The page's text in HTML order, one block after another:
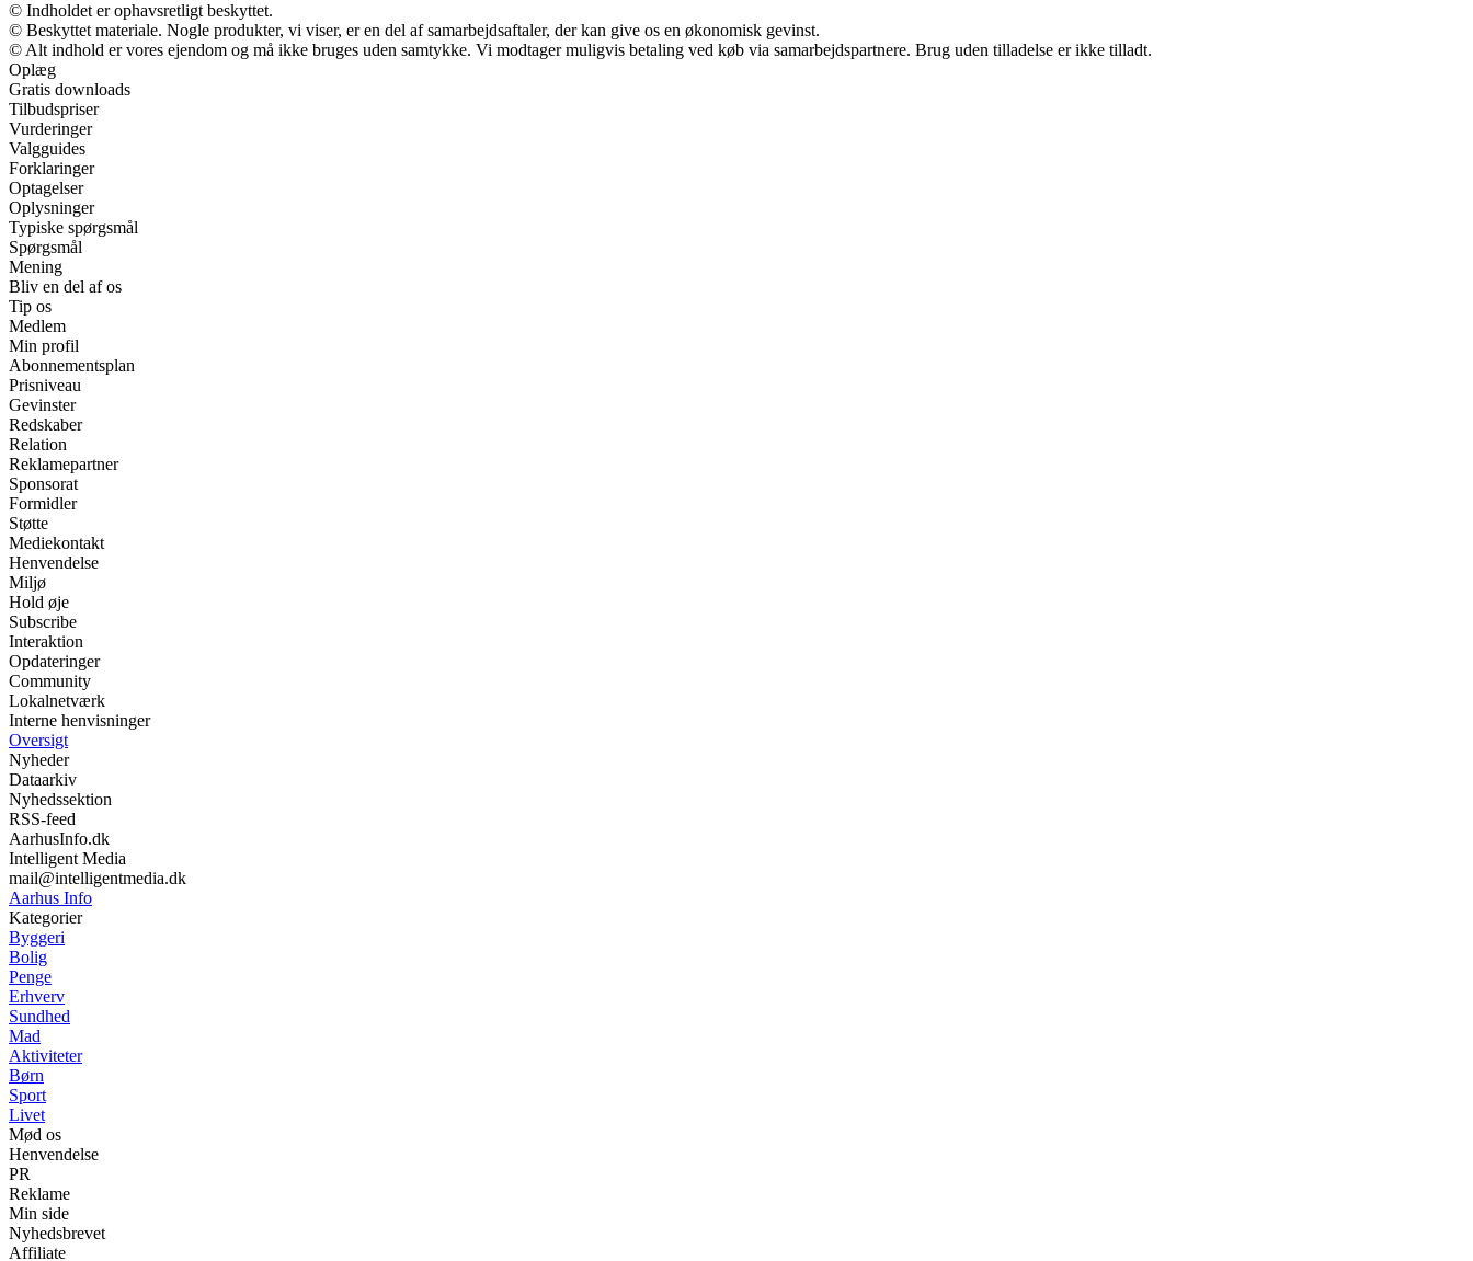
© Indholdet er ophavsretligt beskyttet.
© Beskyttet materiale. Nogle produkter, vi viser, er en del af samarbejdsaftaler, der kan give os en økonomisk gevinst.
© Alt indhold er vores ejendom og må ikke bruges uden samtykke. Vi modtager muligvis betaling ved køb via samarbejdspartnere. Brug uden tilladelse er ikke tilladt.
Oplæg
Gratis downloads
Tilbudspriser
Vurderinger
Valgguides
Forklaringer
Optagelser
Oplysninger
Typiske spørgsmål
Spørgsmål
Mening
Bliv en del af os
Tip os
Medlem
Min profil
Abonnementsplan
Prisniveau
Gevinster
Redskaber
Relation
Reklamepartner
Sponsorat
Formidler
Støtte
Mediekontakt
Henvendelse
Miljø
Hold øje
Subscribe
Interaktion
Opdateringer
Community
Lokalnetværk
Interne henvisninger
Oversigt
Nyheder
Dataarkiv
Nyhedssektion
RSS-feed
AarhusInfo.dk
Intelligent Media
mail@intelligentmedia.dk
Aarhus Info
Kategorier
Byggeri
Bolig
Penge
Erhverv
Sundhed
Mad
Aktiviteter
Børn
Sport
Livet
Mød os
Henvendelse
PR
Reklame
Min side
Nyhedsbrevet
Affiliate